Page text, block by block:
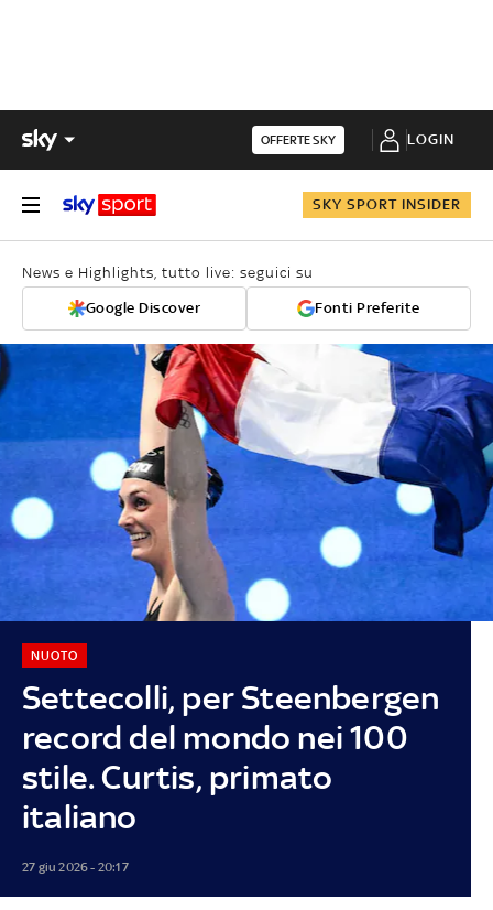
OFFERTE SKY LOGIN
SKY SPORT INSIDER
News e Highlights, tutto live: seguici su
Google Discover Fonti Preferite
Settecolli, per Steenbergen
record del mondo nei 100
stile. Curtis, primato
italiano
NUOTO
27 giu 2026 - 20:17